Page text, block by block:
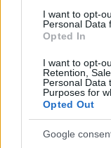
I want to opt-
Personal Data
Opted In
I want to opt-
Retention,
Personal Data
Purposes for
Opted Out
Google
Αιτία της
κατάφερε να
συσκευών σε πολύ
Mozilla δεν
κοινού ακόμη
τιμή μόλις $25.